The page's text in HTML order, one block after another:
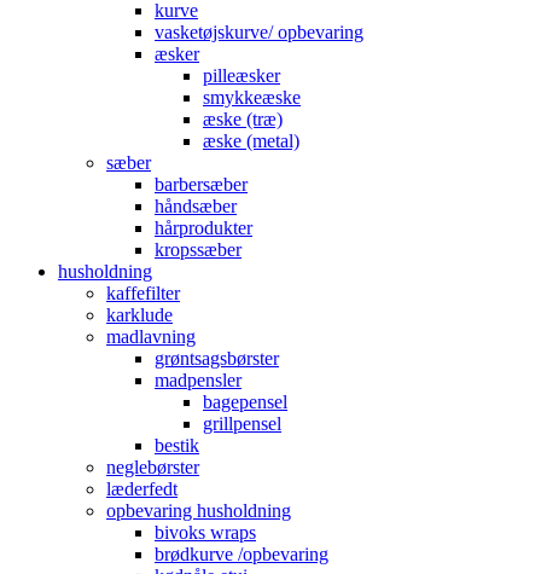
kurve
vasketøjskurve/ opbevaring
æsker
pilleæsker
smykkeæske
æske (træ)
æske (metal)
sæber
barbersæber
håndsæber
hårprodukter
kropssæber
husholdning
kaffefilter
karklude
madlavning
grøntsagsbørster
madpensler
bagepensel
grillpensel
bestik
neglebørster
læderfedt
opbevaring husholdning
bivoks wraps
brødkurve /opbevaring